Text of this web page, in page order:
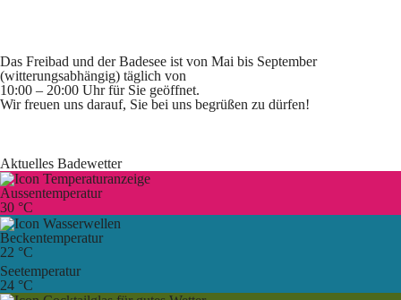
Das Freibad und der Badesee ist von Mai bis September
(witterungsabhängig) täglich von
10:00 – 20:00 Uhr für Sie geöffnet.
Wir freuen uns darauf, Sie bei uns begrüßen zu dürfen!
Aktuelles Badewetter
Aussentemperatur
30 °C
Beckentemperatur
22 °C
Seetemperatur
24 °C